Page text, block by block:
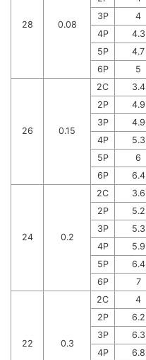
28 0.08
3P
4
4P
4.3
5P
4.7
6P
5
26 0.15
2C 3.4
2P
4.9
3P
4.9
4P
5.3
5P
6
6P
6.4
24 0.2
2C 3.6
2P
5.2
3P
5.3
4P
5.9
5P
6.4
6P
7
22 0.3
2C 4
2P
6.2
3P
6.3
4P
6.8